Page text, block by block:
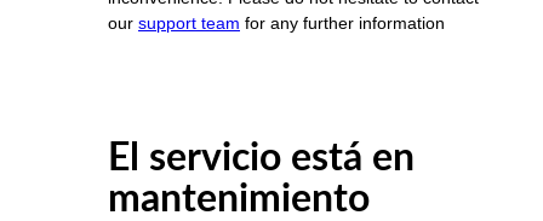
our support team for any further information
El servicio está en
mantenimiento